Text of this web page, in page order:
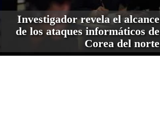
Investigador revela el alcance
de los ataques informáticos de
Corea del norte